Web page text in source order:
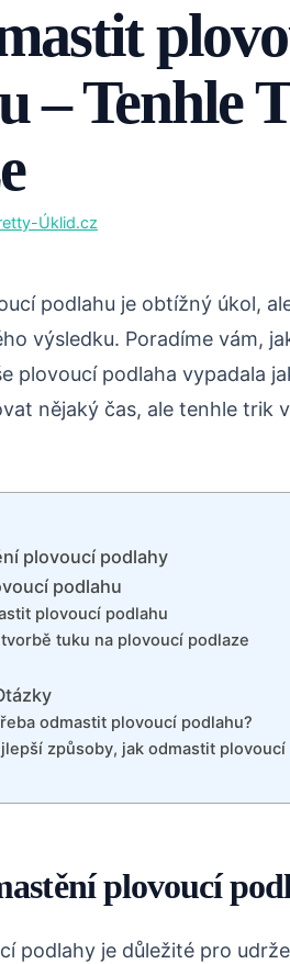
– Tenhle
Úklid.cz
podlahu je obtížný úkol,
výsledku. Poradíme vám,
plovoucí podlaha vypadala
nějaký čas, ale tenhle trik
plovoucí podlahy
podlahu
plovoucí podlahu
tuku na plovoucí podlaze
odmastit plovoucí podlahu?
způsoby, jak odmastit plovoucí
plovoucí
podlahy je důležité pro